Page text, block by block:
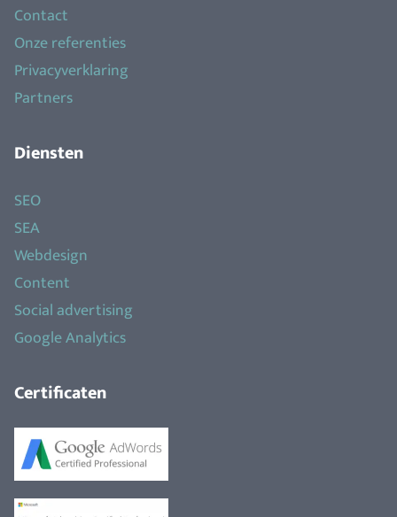
Contact
Onze referenties
Privacyverklaring
Partners
Diensten
SEO
SEA
Webdesign
Content
Social advertising
Google Analytics
Certificaten